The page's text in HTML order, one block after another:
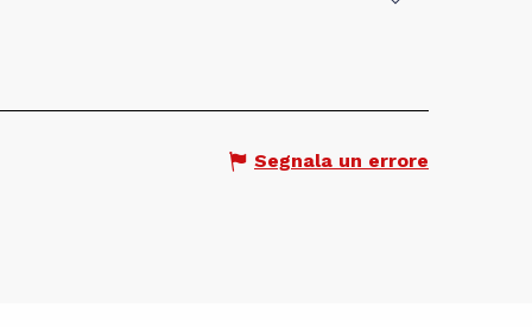
Val-d'Isère
Segnala un errore